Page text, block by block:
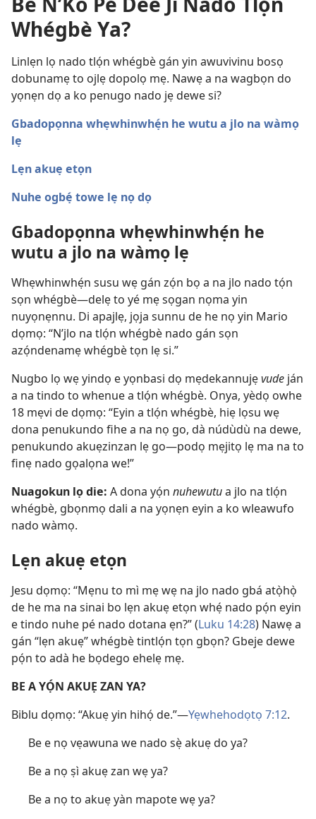
Whégbè Ya?
Linlẹn lọ nado tlọ́n whégbè gán yin awuvivinu bosọ
dobunamẹ to ojlẹ dopolọ mẹ. Nawẹ a na wagbọn do
yọnẹn dọ a ko penugo nado jẹ dewe si?
Gbadopọnna whẹwhinwhẹ́n he wutu a jlo na wàmọ
lẹ
Lẹn akuẹ etọn
Nuhe ogbẹ́ towe lẹ nọ dọ
Gbadopọnna whẹwhinwhẹ́n he
wutu a jlo na wàmọ lẹ
Whẹwhinwhẹ́n susu wẹ gán zọ́n bọ a na jlo nado tọ́n
sọn whégbè​—delẹ to yé mẹ sọgan nọma yin
nuyọnẹnnu. Di apajlẹ, jọja sunnu de he nọ yin Mario
dọmọ: “N’jlo na tlọ́n whégbè nado gán sọn
azọ́ndenamẹ whégbè tọn lẹ si.”
Nugbo lọ wẹ yindọ e yọnbasi dọ mẹdekannujẹvude ján
a na tindo to whenue a tlọ́n whégbè. Onya, yèdọ owhe
18 mẹvi de dọmọ: “Eyin a tlọ́n whégbè, hiẹ lọsu wẹ
dona penukundo fihe a na nọ go, dà núdùdù na dewe,
penukundo akuẹzinzan lẹ go​—podọ mẹjitọ lẹ ma na to
finẹ nado gọalọna we!”
Nuagokun lọ die: A dona yọ́n nuhewutua jlo na tlọ́n
whégbè, gbọnmọ dali a na yọnẹn eyin a ko wleawufo
nado wàmọ.
Lẹn akuẹ etọn
Jesu dọmọ: “Mẹnu to mì mẹ wẹ na jlo nado gbá atọ̀họ̀
de he ma na sinai bo lẹn akuẹ etọn whẹ́ nado pọ́n eyin
e tindo nuhe pé nado dotana ẹn?” (Luku 14:28) Nawẹ a
gán “lẹn akuẹ” whégbè tintlọ́n tọn gbọn? Gbeje dewe
pọ́n to adà he bọdego ehelẹ mẹ.
BE A YỌ́N AKUẸ ZAN YA?
Biblu dọmọ: “Akuẹ yin hihọ́ de.”​—Yẹwhehodọtọ 7:12.
Be e nọ vẹawuna we nado sẹ̀ akuẹ do ya?
Be a nọ ṣì akuẹ zan wẹ ya?
Be a nọ to akuẹ yàn mapote wẹ ya?